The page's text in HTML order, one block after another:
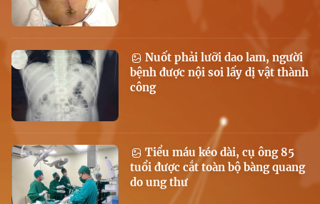
Nuốt phải lưỡi dao lam, người
bệnh được nội soi lấy dị vật thành
công
Tiểu máu kéo dài, cụ ông 85
tuổi được cắt toàn bộ bàng quang
do ung thư